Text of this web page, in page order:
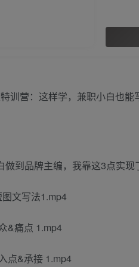
到品牌主编，我靠这3点实现
文写法1.mp4
&痛点 1.mp4
点&承接 1.mp4